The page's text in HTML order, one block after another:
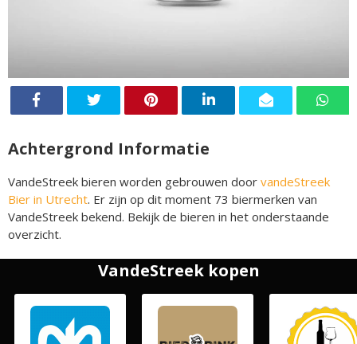
Achtergrond Informatie
VandeStreek bieren worden gebrouwen door vandeStreek
Bier in Utrecht. Er zijn op dit moment 73 biermerken van
VandeStreek bekend. Bekijk de bieren in het onderstaande
overzicht.
VandeStreek kopen